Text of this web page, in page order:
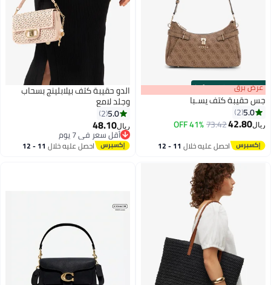
00m:00s
·
100% Left
2
عرض برق
جس حقيبة كتف يسـبا
5.0
2
ريال42.80
73.42
41% OFF
احصل عليه خلال 11 - 12
الدو حقيبة كتف بيلابلينج بسحاب
وجلد لامع
5.0
2
ريال48.10
أقل سعر في 7 يوم
أقل سعر في 7 يوماحصل عليه خلال 11 - 12